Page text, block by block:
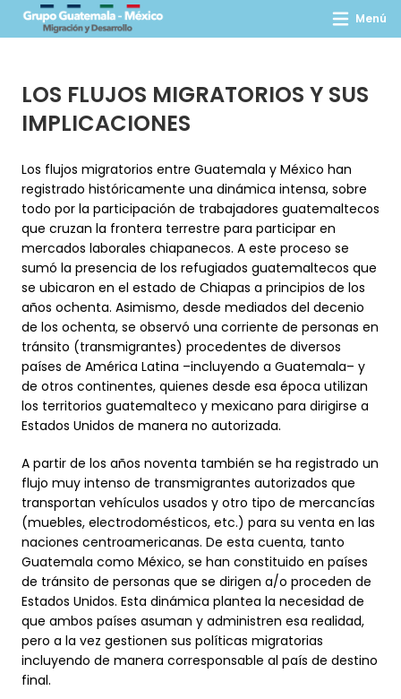
Menú
LOS FLUJOS MIGRATORIOS Y SUS
IMPLICACIONES
Los flujos migratorios entre Guatemala y México han
registrado históricamente una dinámica intensa, sobre
todo por la participación de trabajadores guatemaltecos
que cruzan la frontera terrestre para participar en
mercados laborales chiapanecos. A este proceso se
sumó la presencia de los refugiados guatemaltecos que
se ubicaron en el estado de Chiapas a principios de los
años ochenta. Asimismo, desde mediados del decenio
de los ochenta, se observó una corriente de personas en
tránsito (transmigrantes) procedentes de diversos
países de América Latina –incluyendo a Guatemala– y
de otros continentes, quienes desde esa época utilizan
los territorios guatemalteco y mexicano para dirigirse a
Estados Unidos de manera no autorizada.
A partir de los años noventa también se ha registrado un
flujo muy intenso de transmigrantes autorizados que
transportan vehículos usados y otro tipo de mercancías
(muebles, electrodomésticos, etc.) para su venta en las
naciones centroamericanas. De esta cuenta, tanto
Guatemala como México, se han constituido en países
de tránsito de personas que se dirigen a/o proceden de
Estados Unidos. Esta dinámica plantea la necesidad de
que ambos países asuman y administren esa realidad,
pero a la vez gestionen sus políticas migratorias
incluyendo de manera corresponsable al país de destino
final.